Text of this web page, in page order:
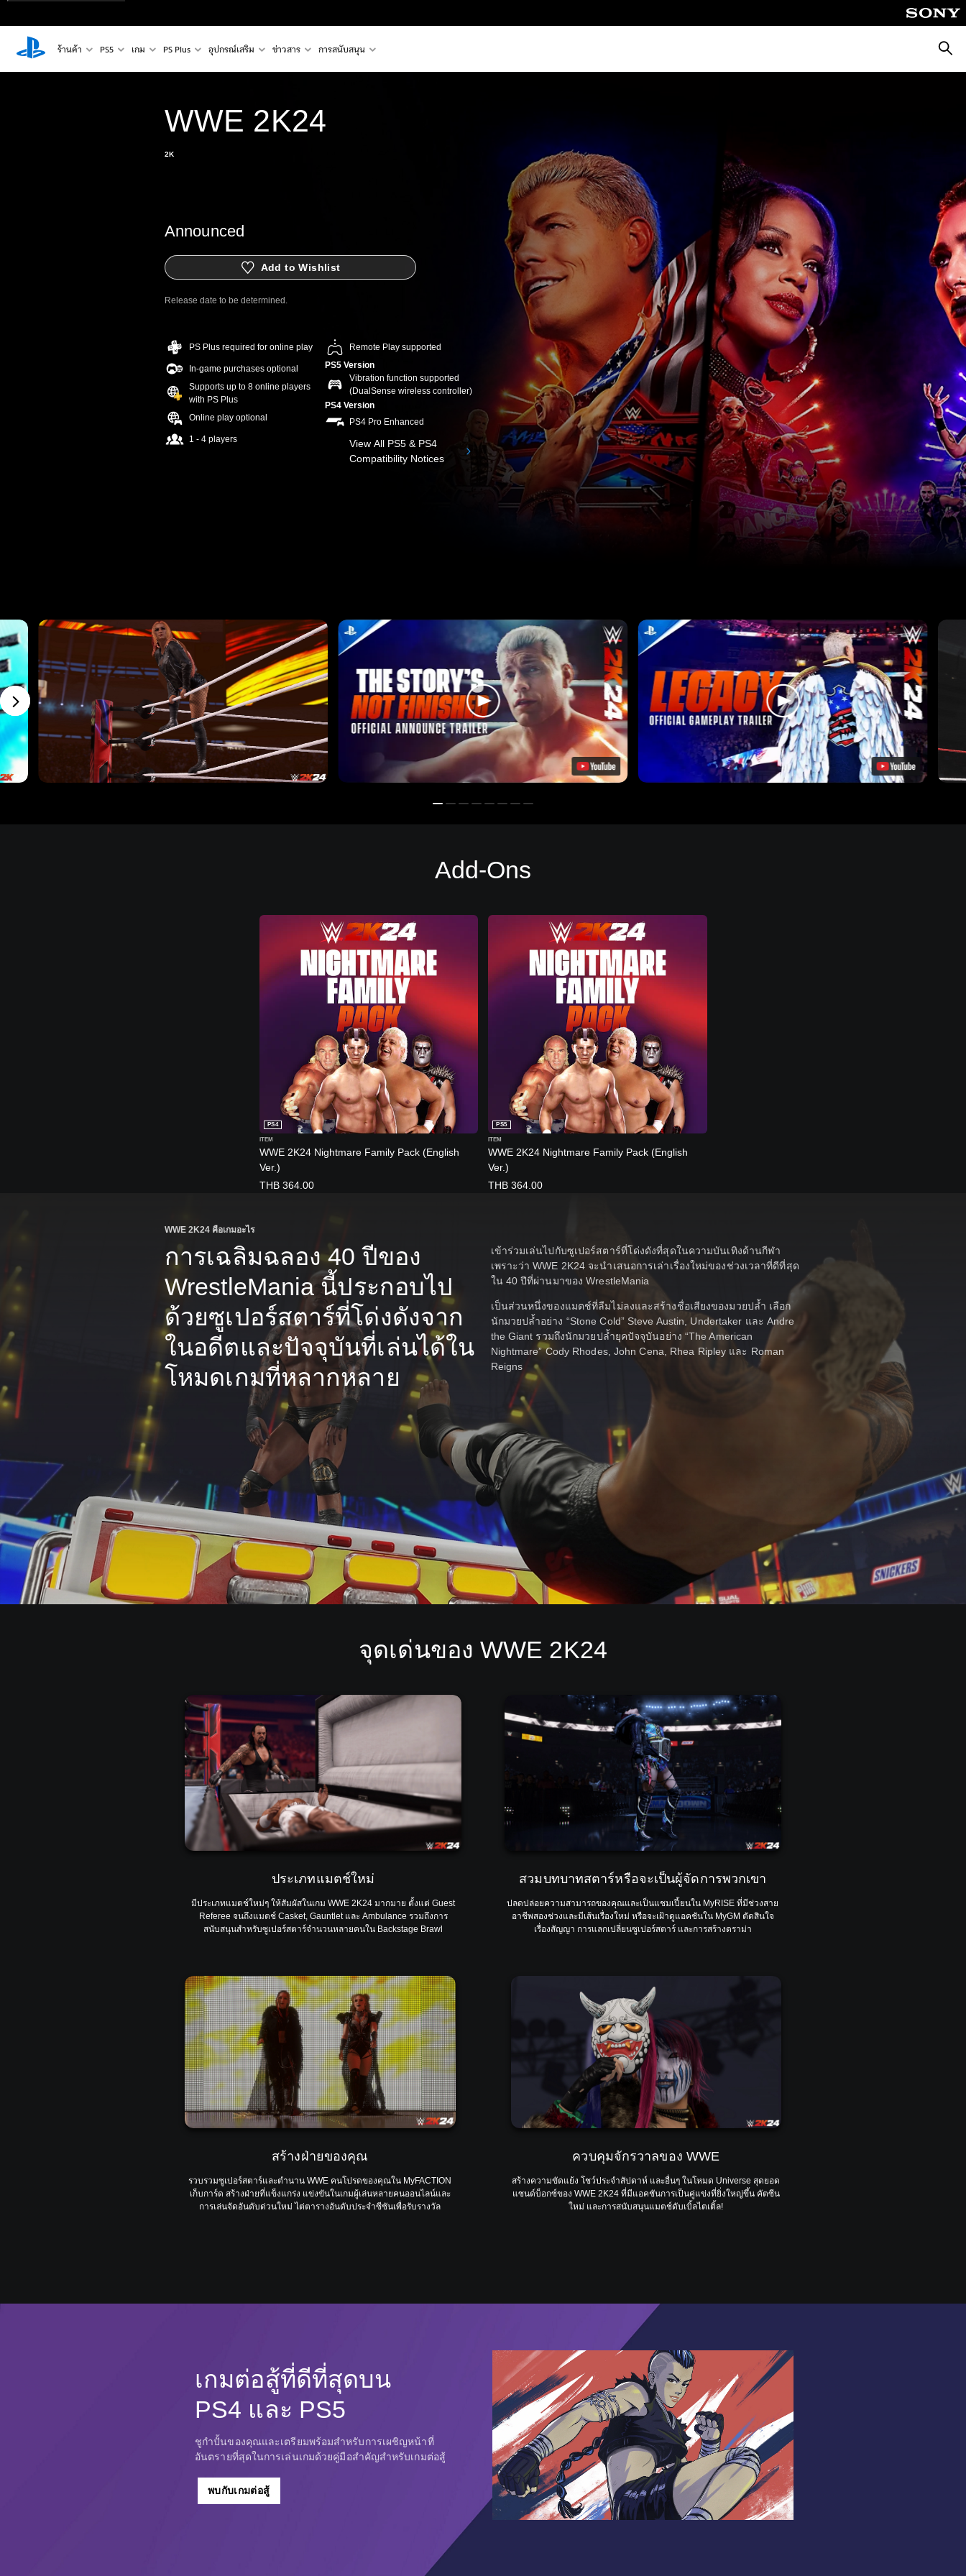
ร้านค้า PS5 เกม PS Plus อุปกรณ์เสริม ข่าวสาร การสนับสนุน
WWE 2K24
2K
Announced
Add to Wishlist
Release date to be determined.
PS Plus required for online play
In-game purchases optional
Supports up to 8 online players
with PS Plus
Online play optional
1 - 4 players
Remote Play supported
PS5 Version
Vibration function supported
(DualSense wireless controller)
PS4 Version
PS4 Pro Enhanced
View All PS5 & PS4
Compatibility Notices
Add-Ons
WWE 2K24 Nightmare Family Pack (English
Ver.)
PS4
ITEM
THB 364.00
WWE 2K24 Nightmare Family Pack (English
Ver.)
PS5
ITEM
THB 364.00
WWE 2K24 คือเกมอะไร
การเฉลิมฉลอง 40 ปีของ
WrestleMania นี้ประกอบไป
ด้วยซูเปอร์สตาร์ที่โด่งดังจาก
ในอดีตและปัจจุบันที่เล่นได้ใน
โหมดเกมที่หลากหลาย
เข้าร่วมเล่นไปกับซูเปอร์สตาร์ที่โด่งดังที่สุดในความบันเทิงด้านกีฬา
เพราะว่า WWE 2K24 จะนำเสนอการเล่าเรื่องใหม่ของช่วงเวลาที่ดีที่สุด
ใน 40 ปีที่ผ่านมาของ WrestleMania
เป็นส่วนหนึ่งของแมตช์ที่ลืมไม่ลงและสร้างชื่อเสียงของมวยปล้ำ เลือก
นักมวยปล้ำอย่าง “Stone Cold” Steve Austin, Undertaker และ Andre
the Giant รวมถึงนักมวยปล้ำยุคปัจจุบันอย่าง “The American
Nightmare” Cody Rhodes, John Cena, Rhea Ripley และ Roman
Reigns
จุดเด่นของ WWE 2K24
ประเภทแมตช์ใหม่
มีประเภทแมตช์ใหม่ๆ ให้สัมผัสในเกม WWE 2K24 มากมาย ตั้งแต่ Guest
Referee จนถึงแมตช์ Casket, Gauntlet และ Ambulance รวมถึงการ
สนับสนุนสำหรับซูเปอร์สตาร์จำนวนหลายคนใน Backstage Brawl
สวมบทบาทสตาร์หรือจะเป็นผู้จัดการพวกเขา
ปลดปล่อยความสามารถของคุณและเป็นแชมเปี้ยนใน MyRISE ที่มีช่วงสาย
อาชีพสองช่วงและมีเส้นเรื่องใหม่ หรือจะเฝ้าดูแอคชันใน MyGM ตัดสินใจ
เรื่องสัญญา การแลกเปลี่ยนซูเปอร์สตาร์ และการสร้างดราม่า
สร้างฝ่ายของคุณ
รวบรวมซูเปอร์สตาร์และตำนาน WWE คนโปรดของคุณใน MyFACTION
เก็บการ์ด สร้างฝ่ายที่แข็งแกร่ง แข่งขันในเกมผู้เล่นหลายคนออนไลน์และ
การเล่นจัดอันดับด่วนใหม่ ไต่ตารางอันดับประจำซีซันเพื่อรับรางวัล
ควบคุมจักรวาลของ WWE
สร้างความขัดแย้ง โชว์ประจำสัปดาห์ และอื่นๆ ในโหมด Universe สุดยอด
แซนด์บ็อกซ์ของ WWE 2K24 ที่มีแอคชันการเป็นคู่แข่งที่ยิ่งใหญ่ขึ้น คัตซีน
ใหม่ และการสนับสนุนแมตช์ดับเบิ้ลไตเติ้ล!
เกมต่อสู้ที่ดีที่สุดบน
PS4 และ PS5
ชูกำปั้นของคุณและเตรียมพร้อมสำหรับการเผชิญหน้าที่
อันตรายที่สุดในการเล่นเกมด้วยคู่มือสำคัญสำหรับเกมต่อสู้
พบกับเกมต่อสู้